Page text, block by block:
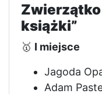
książki”
🥇 I miejsce
Jagoda
Adam